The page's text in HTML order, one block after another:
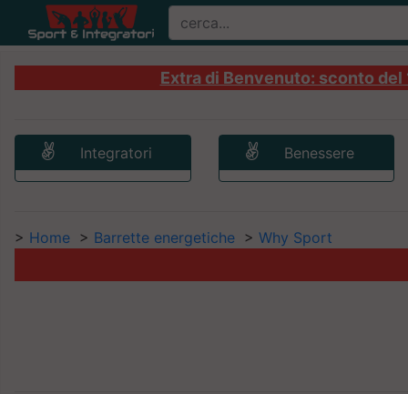
Extra di Benvenuto: sconto
Integratori Benessere
> Home > Barrette energetiche > Why Sport